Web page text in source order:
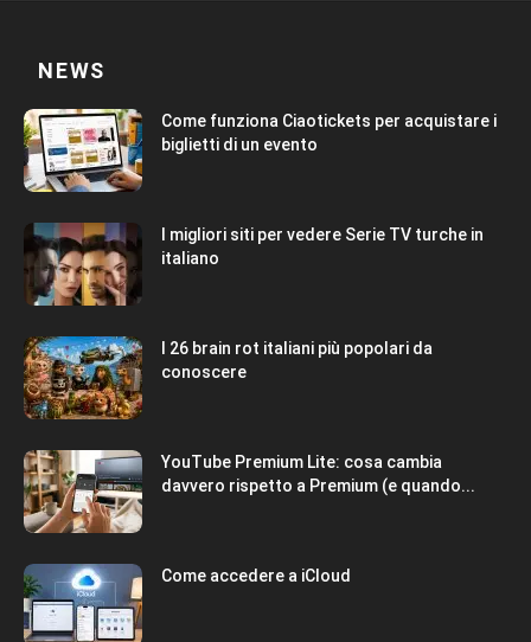
NEWS
Come funziona Ciaotickets per acquistare i
biglietti di un evento
I migliori siti per vedere Serie TV turche in
italiano
I 26 brain rot italiani più popolari da
conoscere
YouTube Premium Lite: cosa cambia
davvero rispetto a Premium (e quando...
Come accedere a iCloud